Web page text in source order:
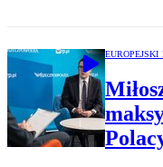
EUROPEJSKI